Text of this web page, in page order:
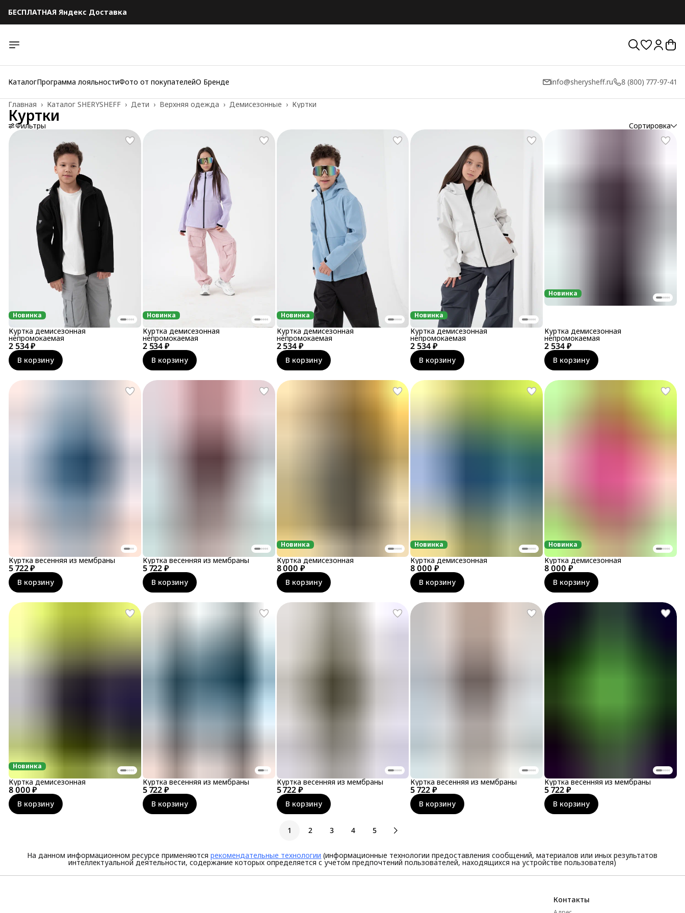
БЕСПЛАТНАЯ Яндекс Доставка
КаталогПрограмма лояльностиФото от покупателейО Бренде info@sherysheff.ru 8 (800) 777-97-41
Куртки
Демисезонные ›
Верхняя одежда ›
Дети ›
Каталог SHERYSHEFF ›
Главная ›
Куртки
Фильтры Сортировка
Новинка
2 534 ₽
Куртка демисезонная
непромокаемая
В корзину
Новинка
2 534 ₽
Куртка демисезонная
непромокаемая
В корзину
Новинка
2 534 ₽
Куртка демисезонная
непромокаемая
В корзину
Новинка
2 534 ₽
Куртка демисезонная
непромокаемая
В корзину
Новинка
2 534 ₽
Куртка демисезонная
непромокаемая
В корзину
5 722 ₽
Куртка весенняя из мембраны
В корзину
5 722 ₽
Куртка весенняя из мембраны
В корзину
Новинка
8 000 ₽
Куртка демисезонная
В корзину
Новинка
8 000 ₽
Куртка демисезонная
В корзину
Новинка
8 000 ₽
Куртка демисезонная
В корзину
Новинка
8 000 ₽
Куртка демисезонная
В корзину
5 722 ₽
Куртка весенняя из мембраны
В корзину
5 722 ₽
Куртка весенняя из мембраны
В корзину
5 722 ₽
Куртка весенняя из мембраны
В корзину
5 722 ₽
Куртка весенняя из мембраны
В корзину
1 2 3 4 5
На данном информационном ресурсе применяютсярекомендательные технологии (информационные технологии предоставления сообщений, материалов или иных результатов
интеллектуальной деятельности, содержание которых определяется с учетом предпочтений пользователей, находящихся на устройстве пользователя)
Контакты